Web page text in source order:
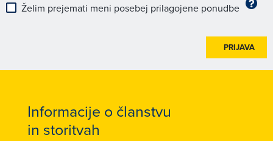
Želim prejemati meni posebej prilagojene ponudbe
PRIJAVA
Informacije o članstvu
in storitvah